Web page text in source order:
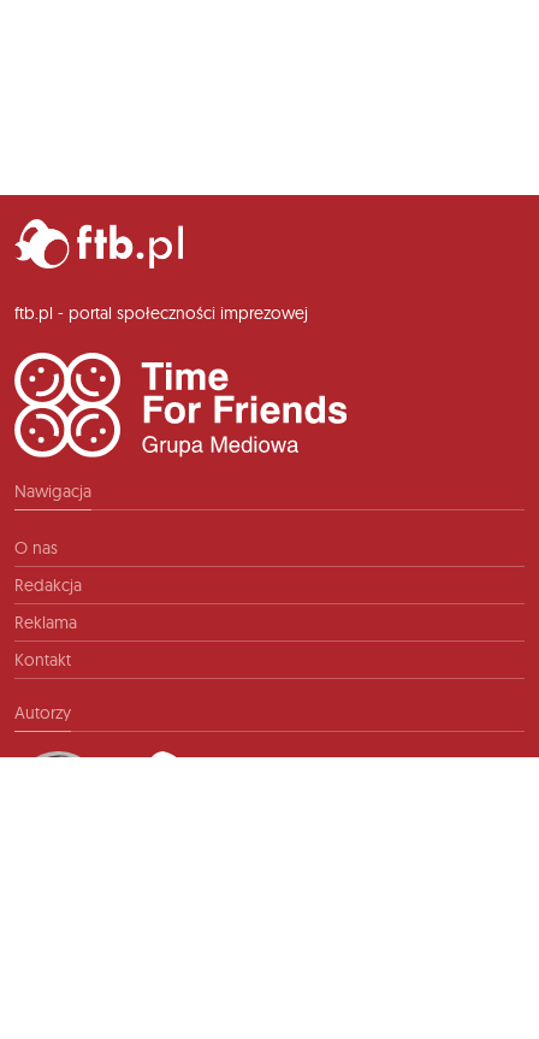
ftb.pl - portal społeczności imprezowej
Nawigacja
O nas
Redakcja
Reklama
Kontakt
Autorzy